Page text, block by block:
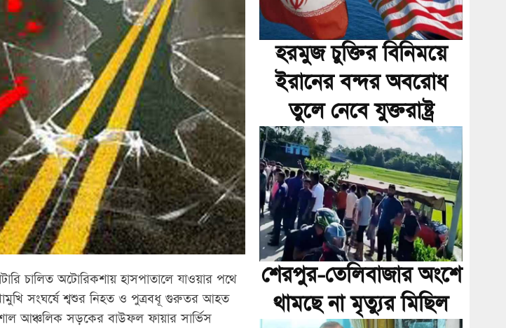
চালিত অটোরিকশায় হাসপাতালে যাওয়ার পথে
সংঘর্ষে শ্বশুর নিহত ও পুত্রবধূ গুরুতর আহত
আঞ্চলিক সড়কের বাউফল ফায়ার সার্ভিস
হরমুজ চুক্তির বিনিময়ে
ইরানের বন্দর অবরোধ
তুলে নেবে যুক্তরাষ্ট্র
শেরপুর-তেলিবাজার অংশে
থামছে না মৃত্যুর মিছিল